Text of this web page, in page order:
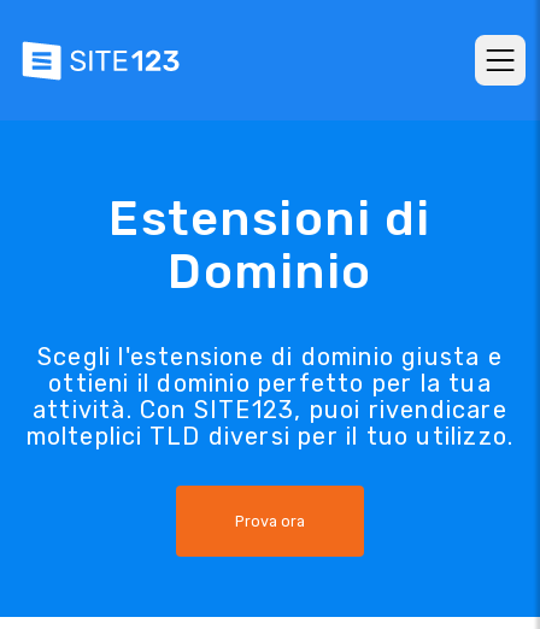
Estensioni di
Dominio
Scegli l'estensione di dominio giusta e
ottieni il dominio perfetto per la tua
attività. Con SITE123, puoi rivendicare
molteplici TLD diversi per il tuo utilizzo.
Prova ora